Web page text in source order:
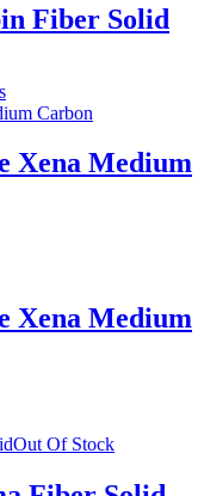
Fiber Solid
Xena Medium
Xena Medium
Out Of Stock